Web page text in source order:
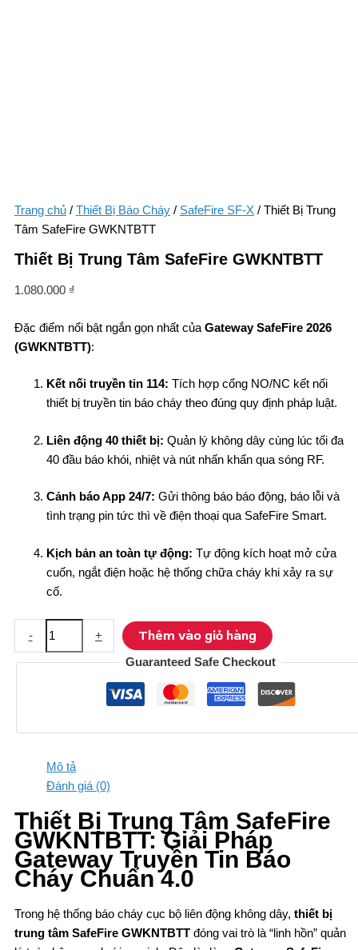
Trang chủ / Thiết Bị Báo Cháy / SafeFire SF-X / Thiết Bị Trung
Tâm SafeFire GWKNTBTT
Thiết Bị Trung Tâm SafeFire GWKNTBTT
1.080.000 ₫
Đặc điểm nổi bật ngắn gọn nhất của Gateway SafeFire 2026
(GWKNTBTT):
Kết nối truyền tin 114: Tích hợp cổng NO/NC kết nối
thiết bị truyền tin báo cháy theo đúng quy định pháp luật.
Liên động 40 thiết bị: Quản lý không dây cùng lúc tối đa
40 đầu báo khói, nhiệt và nút nhấn khẩn qua sóng RF.
Cảnh báo App 24/7: Gửi thông báo báo động, báo lỗi và
tình trạng pin tức thì về điện thoại qua SafeFire Smart.
Kịch bản an toàn tự động: Tự động kích hoạt mở cửa
cuốn, ngắt điện hoặc hệ thống chữa cháy khi xảy ra sự
cố.
-
Trung
+ Thêm vào giỏ hàng
Guaranteed Safe Checkout
Mô tả
Đánh giá (0)
Thiết Bị Trung Tâm SafeFire
GWKNTBTT: Giải Pháp
Gateway Truyền Tin Báo
Cháy Chuẩn 4.0
Trong hệ thống báo cháy cục bộ liên động không dây, thiết bị
trung tâm SafeFire GWKNTBTT đóng vai trò là “linh hồn” quản